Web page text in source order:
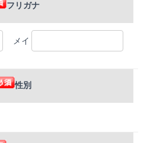
フリガナ
メイ
性別